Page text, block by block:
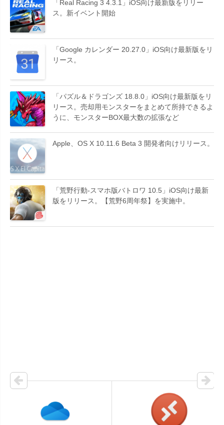
「Real Racing 3 4.3.1」iOS向け最新版をリリー
ス。新イベント開始
「Google カレンダー 20.27.0」iOS向け最新版をリ
リース。
「パズル＆ドラゴンズ 18.8.0」iOS向け最新版をリ
リース。売却用モンスターをまとめて所持できるよ
うに、モンスターBOX最大数の拡張など
Apple、OS X 10.11.6 Beta 3 開発者向けリリース。
「荒野行動-スマホ版バトロワ 10.5」iOS向け最新
版をリリース。【荒野6周年祭】を実施中。